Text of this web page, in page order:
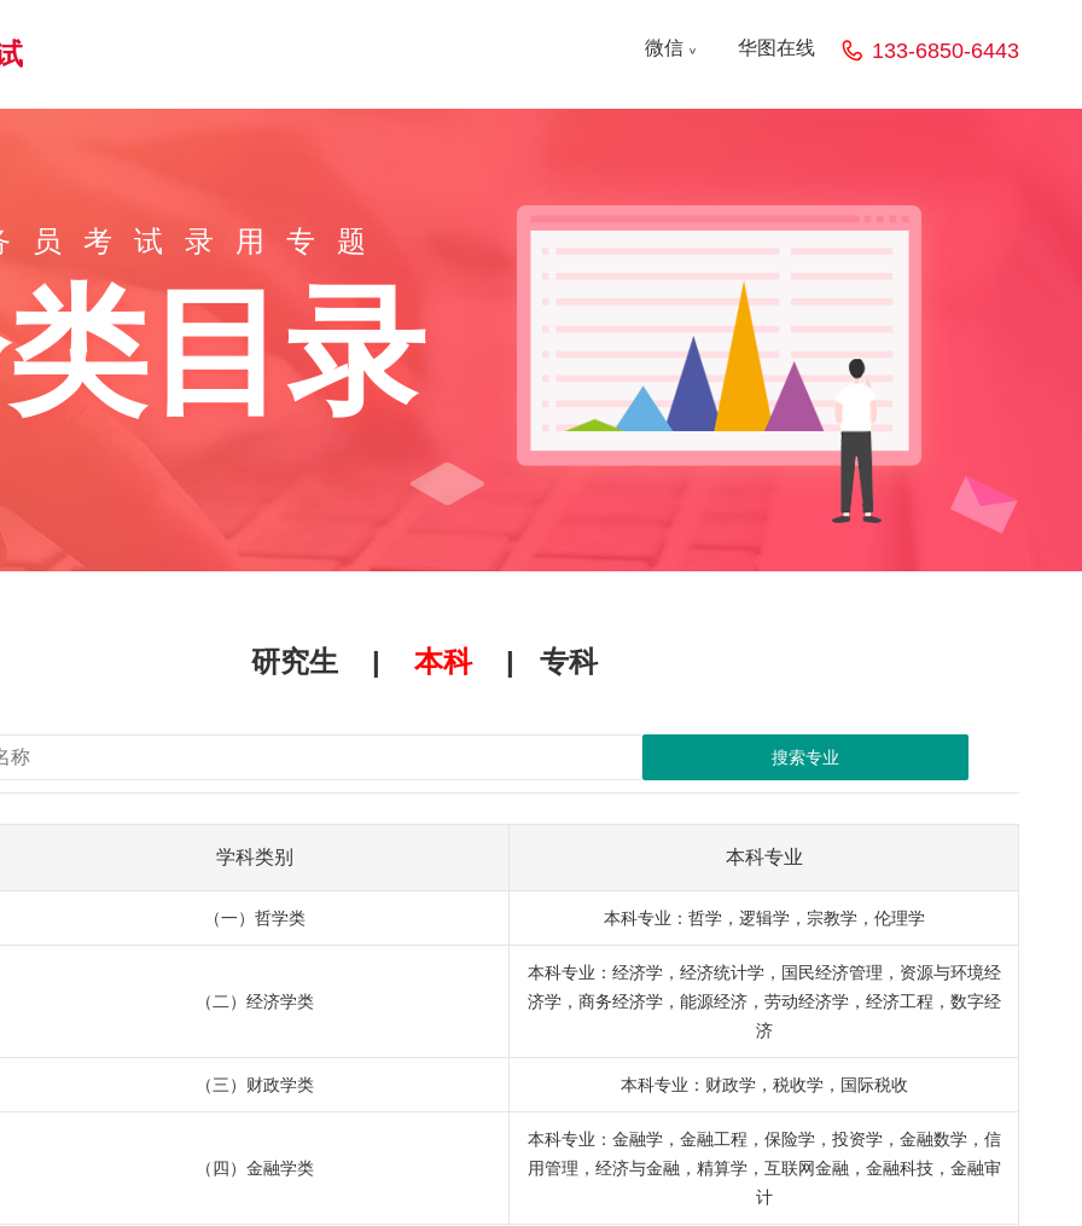
133-6850-6443
华图在线
微信 <
考试录用专题
目录
研究生 | 本科| 专科
搜索专业
学科类别 本科专业
（一）哲学类 本科专业：哲学，逻辑学，宗教学，伦理学
（二）经济学类
本科专业：经济学，经济统计学，国民经济管理，资源与环境经
济学，商务经济学，能源经济，劳动经济学，经济工程，数字经
济
（三）财政学类 本科专业：财政学，税收学，国际税收
（四）金融学类
本科专业：金融学，金融工程，保险学，投资学，金融数学，信
用管理，经济与金融，精算学，互联网金融，金融科技，金融审
计